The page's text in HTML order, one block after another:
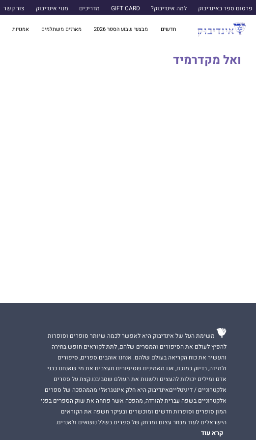
פרסום ספר באינדיבוק למה אינדיבוק? GIFT CARD מדריכים מנוי אינדיבוק צור קשר
חדשים מבצעי שבוע הספר 2026 מארזים משתלמים אמנויות
ואל מקדרמיד
משימת העל של אינדיבוק היא לאפשר לכמה שיותר סופרים וסופרות
להפיץ לעולם את הסיפורים והמסרים שלהם, לתת לקוראים חופש בחירה
והעשיר את כוח הקריאה בעולם שלהם. אנחנו אוהבים ספרים, סיפורים
ולמידה, בדיוק כמוכם, אנו מאמינים שסיפורים מעצבים את מי שאנחנו כבני
אדם ומילים יכולות להעצים ולשנות את העולם שסביבנו.קצת על ספרים
אלקטרוניים / דיגיטלייםאינדיבוק היא חלק אינטגראלי מהמהפכה של ספרים
אלקטרוניים בשפה עברית להורדה, מהפכה אשר פתחה את שוק הספרים בפני
המון סופרים וסופרות חדשים ומוכשרים ובעיקר חשפה את הקוראים
הישראלים לעוד מבחר עצום ומרתק של ספרים בשלל נושאים וז'אנרים.
קרא עוד